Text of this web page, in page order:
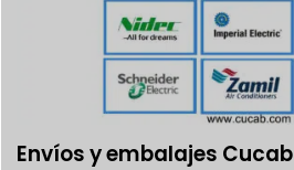
Envíos y embalajes Cucab